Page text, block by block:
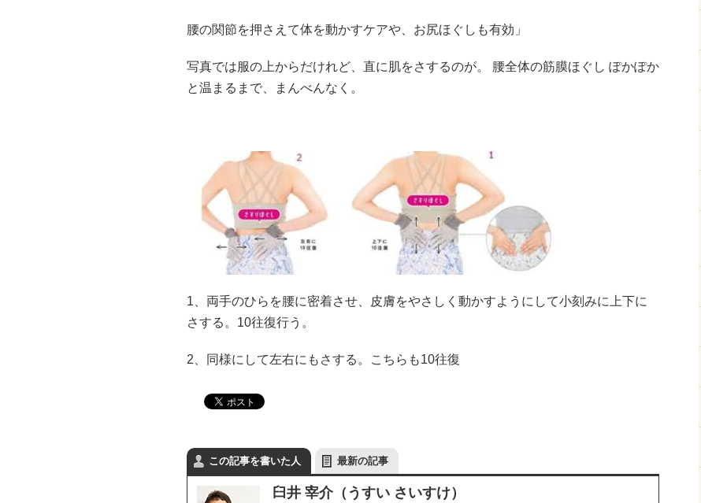
腰の関節を押さえて体を動かすケアや、お尻ほぐしも有効」
写真では服の上からだけれど、直に肌をさするのが。 腰全体の筋膜ほぐし ぽかぽか
と温まるまで、まんべんなく。
1、両手のひらを腰に密着させ、皮膚をやさしく動かすようにして小刻みに上下に
さする。10往復行う。
2、同様にして左右にもさする。こちらも10往復
この記事を書いた人 最新の記事
臼井 宰介（うすい さいすけ）